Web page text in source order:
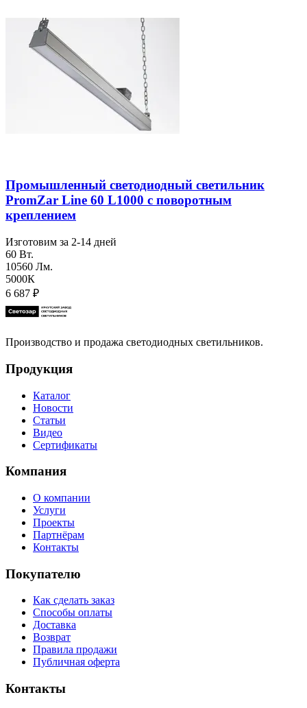
Промышленный светодиодный светильник
PromZar Line 60 L1000 с поворотным
креплением
Изготовим за 2-14 дней
60 Вт.
10560 Лм.
5000К
6 687 ₽
Производство и продажа светодиодных светильников.
Продукция
Каталог
Новости
Статьи
Видео
Сертификаты
Компания
О компании
Услуги
Проекты
Партнёрам
Контакты
Покупателю
Как сделать заказ
Способы оплаты
Доставка
Возврат
Правила продажи
Публичная оферта
Контакты